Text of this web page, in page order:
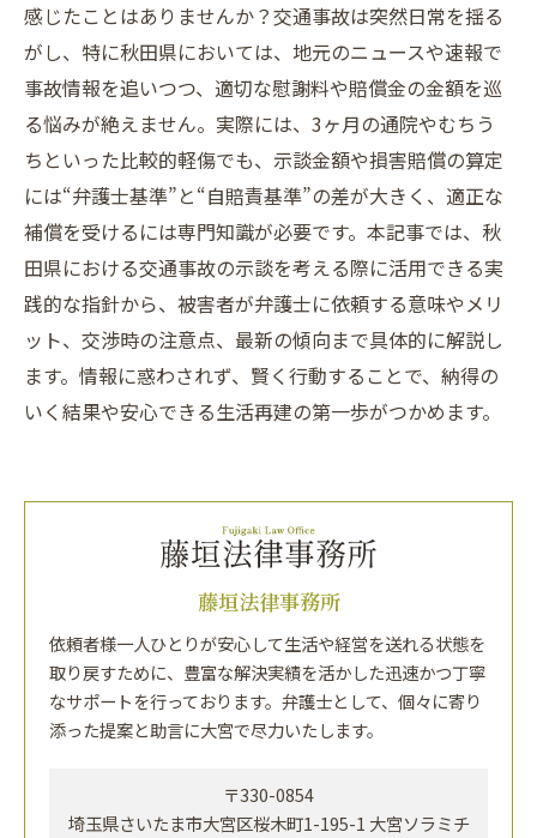
感じたことはありませんか？交通事故は突然日常を揺る
がし、特に秋田県においては、地元のニュースや速報で
事故情報を追いつつ、適切な慰謝料や賠償金の金額を巡
る悩みが絶えません。実際には、3ヶ月の通院やむちう
ちといった比較的軽傷でも、示談金額や損害賠償の算定
には“弁護士基準”と“自賠責基準”の差が大きく、適正な
補償を受けるには専門知識が必要です。本記事では、秋
田県における交通事故の示談を考える際に活用できる実
践的な指針から、被害者が弁護士に依頼する意味やメリ
ット、交渉時の注意点、最新の傾向まで具体的に解説し
ます。情報に惑わされず、賢く行動することで、納得の
いく結果や安心できる生活再建の第一歩がつかめます。
藤垣法律事務所
依頼者様一人ひとりが安心して生活や経営を送れる状態を
取り戻すために、豊富な解決実績を活かした迅速かつ丁寧
なサポートを行っております。弁護士として、個々に寄り
添った提案と助言に大宮で尽力いたします。
〒330-0854
埼玉県さいたま市大宮区桜木町1-195-1 大宮ソラミチ